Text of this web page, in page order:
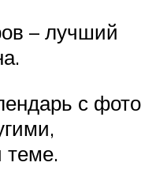
– лучший
с фото
теме.